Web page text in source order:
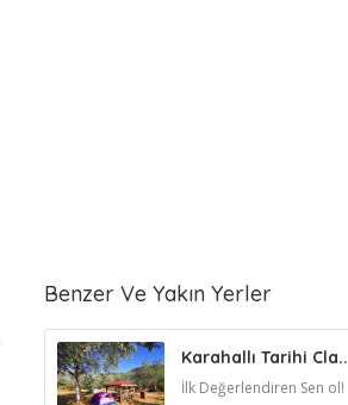
Benzer Ve Yakın Yerler
Karahallı Tarihi Cla..
İlk Değerlendiren Sen ol!